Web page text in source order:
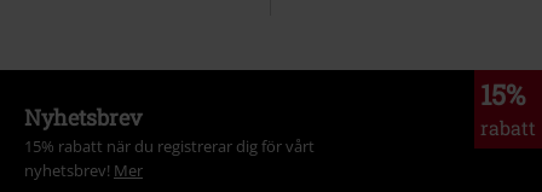
15%
rabatt
Nyhetsbrev
15% rabatt när du registrerar dig för vårt
nyhetsbrev! Mer